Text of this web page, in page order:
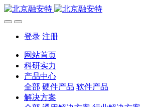
登录 注册
网站首页
科研实力
产品中心
全部 硬件产品 软件产品
解决方案